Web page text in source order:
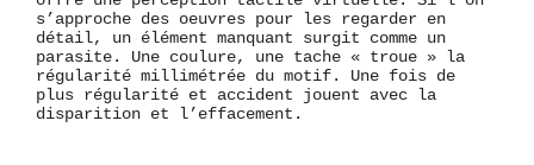
s’approche des oeuvres pour les regarder en
détail, un élément manquant surgit comme un
parasite. Une coulure, une tache « troue » la
régularité millimétrée du motif. Une fois de
plus régularité et accident jouent avec la
disparition et l’effacement.